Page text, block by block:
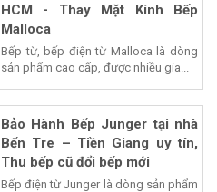
HCM - Thay Mặt Kính Bếp
Malloca
Bếp từ, bếp điện từ Malloca là dòng
sản phẩm cao cấp, được nhiều gia...
Bảo Hành Bếp Junger tại nhà
Bến Tre – Tiền Giang uy tín,
Thu bếp cũ đổi bếp mới
Bếp điện từ Junger là dòng sản phẩm